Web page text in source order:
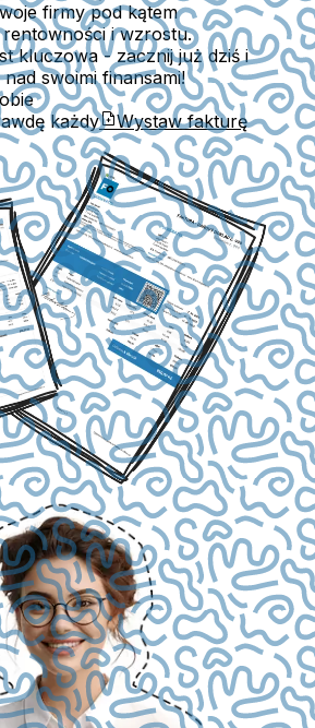
firmy pod kątem
rentowności i wzrostu.
kluczowa - zacznij już dziś i
swoimi finansami!
każdy
Wystaw fakturę